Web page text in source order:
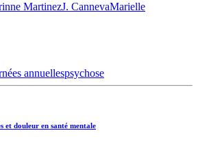
MartinezJ. CannevaMarielle
annuellespsychose
et douleur en santé mentale